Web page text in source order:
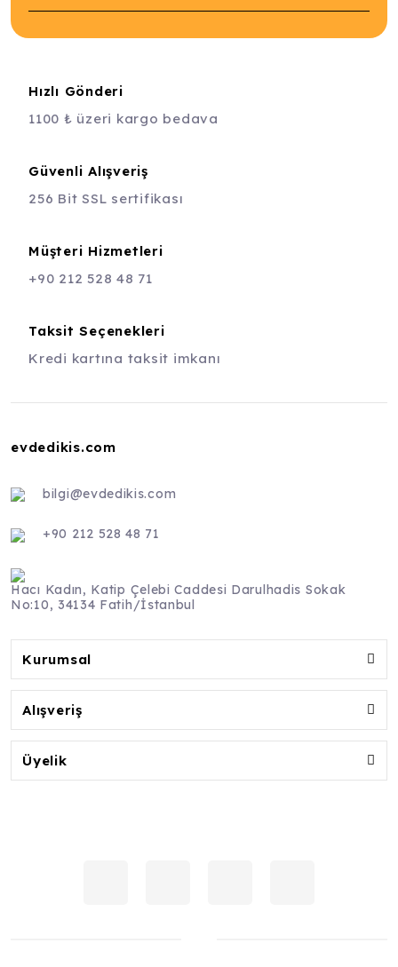
Hızlı Gönderi
1100 ₺ üzeri kargo bedava
Güvenli Alışveriş
256 Bit SSL sertifikası
Müşteri Hizmetleri
+90 212 528 48 71
Taksit Seçenekleri
Kredi kartına taksit imkanı
evdedikis.com
bilgi@evdedikis.com
+90 212 528 48 71
Hacı Kadın, Katip Çelebi Caddesi Darulhadis Sokak
No:10, 34134 Fatih/İstanbul
Kurumsal
Alışveriş
Üyelik